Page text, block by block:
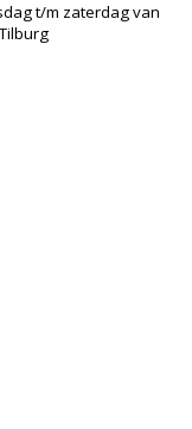
t/m zaterdag van